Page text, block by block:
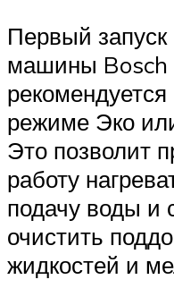
Первый
машины Bosch
режиме Эко
Это позволит
работу
подачу воды и
очистить
жидкостей и